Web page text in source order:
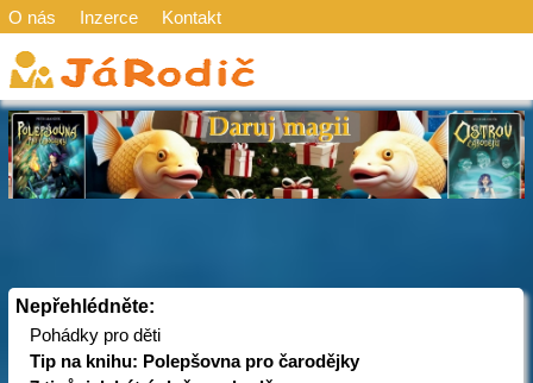
O nás Inzerce Kontakt
Nepřehlédněte:
Pohádky pro děti
Tip na knihu: Polepšovna pro čarodějky